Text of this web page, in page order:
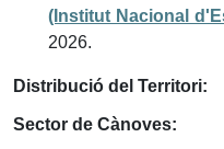
(Institut Nacional
2026.
Distribució del Territori:
Sector de Cànoves: